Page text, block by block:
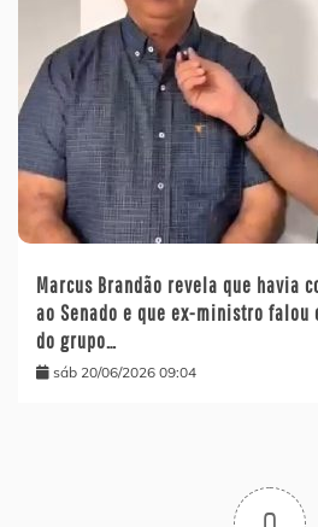
Marcus Brandão revela que havia
ao Senado e que ex-ministro falou
do grupo…
sáb 20/06/2026 09:04